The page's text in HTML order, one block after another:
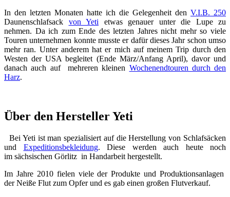
In den letzten Monaten hatte ich die Gelegenheit den V.I.B. 250
Daunenschlafsack von Yeti etwas genauer unter die Lupe zu
nehmen. Da ich zum Ende des letzten Jahres nicht mehr so viele
Touren unternehmen konnte musste er dafür dieses Jahr schon umso
mehr ran. Unter anderem hat er mich auf meinem Trip durch den
Westen der USA begleitet (Ende März/Anfang April), davor und
danach auch auf mehreren kleinen Wochenendtouren durch den
Harz.
Über den Hersteller Yeti
Bei Yeti ist man spezialisiert auf die Herstellung von Schlafsäcken
und Expeditionsbekleidung. Diese werden auch heute noch
im sächsischen Görlitz in Handarbeit hergestellt.
Im Jahre 2010 fielen viele der Produkte und Produktionsanlagen
der Neiße Flut zum Opfer und es gab einen großen Flutverkauf.